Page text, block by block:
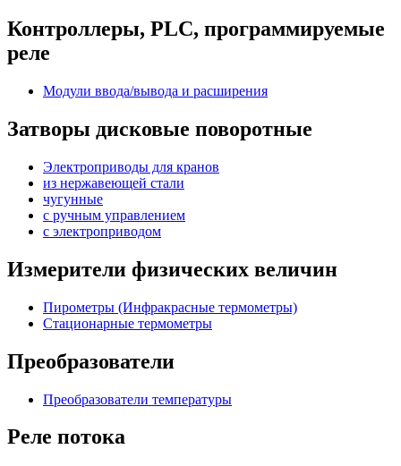
Контроллеры, PLС, программируемые
реле
Модули ввода/вывода и расширения
Затворы дисковые поворотные
Электроприводы для кранов
из нержавеющей стали
чугунные
с ручным управлением
c электроприводом
Измерители физических величин
Пирометры (Инфракрасные термометры)
Стационарные термометры
Преобразователи
Преобразователи температуры
Реле потока